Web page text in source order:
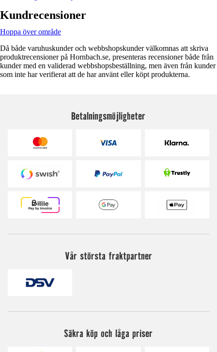
Kundrecensioner
Hoppa över område
Då både varuhuskunder och webbshopskunder välkomnas att skriva
produktrecensioner på Hornbach.se, presenteras recensioner både från
kunder med en validerad webbshopsbeställning, men även från kunder
som inte har verifierat att de har använt eller köpt produkterna.
Betalningsmöjligheter
Vår största fraktpartner
Säkra köp och låga priser